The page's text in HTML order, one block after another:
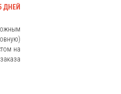
ДНЕЙ
на